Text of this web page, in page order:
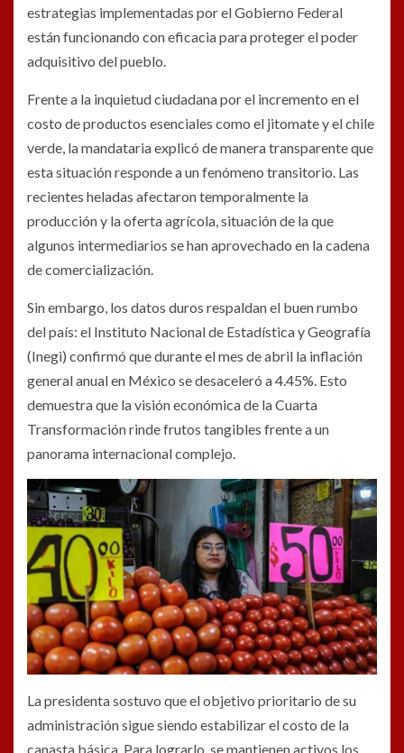
estrategias implementadas por el Gobierno Federal
están funcionando con eficacia para proteger el poder
adquisitivo del pueblo.
Frente a la inquietud ciudadana por el incremento en el
costo de productos esenciales como el jitomate y el chile
verde, la mandataria explicó de manera transparente que
esta situación responde a un fenómeno transitorio. Las
recientes heladas afectaron temporalmente la
producción y la oferta agrícola, situación de la que
algunos intermediarios se han aprovechado en la cadena
de comercialización.
Sin embargo, los datos duros respaldan el buen rumbo
del país: el Instituto Nacional de Estadística y Geografía
(Inegi) confirmó que durante el mes de abril la inflación
general anual en México se desaceleró a 4.45%. Esto
demuestra que la visión económica de la Cuarta
Transformación rinde frutos tangibles frente a un
panorama internacional complejo.
La presidenta sostuvo que el objetivo prioritario de su
administración sigue siendo estabilizar el costo de la
canasta básica. Para lograrlo, se mantienen activos los